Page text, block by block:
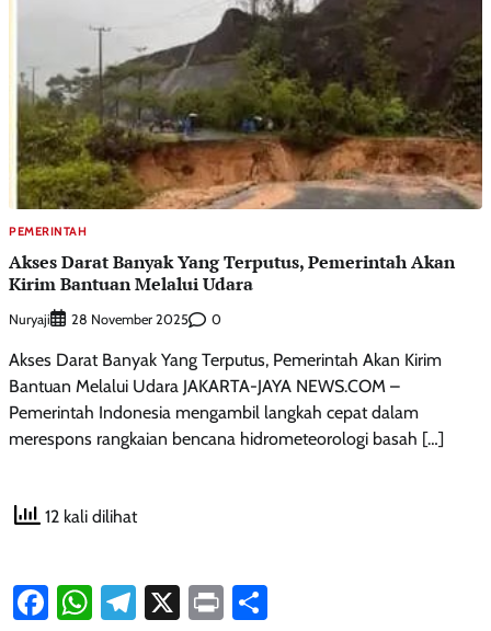
PEMERINTAH
Akses Darat Banyak Yang Terputus, Pemerintah Akan
Kirim Bantuan Melalui Udara
Nuryaji 28 November 2025 0
Akses Darat Banyak Yang Terputus, Pemerintah Akan Kirim
Bantuan Melalui Udara JAKARTA-JAYA NEWS.COM –
Pemerintah Indonesia mengambil langkah cepat dalam
merespons rangkaian bencana hidrometeorologi basah […]
12 kali dilihat
Facebook
WhatsApp
Telegram
X Print